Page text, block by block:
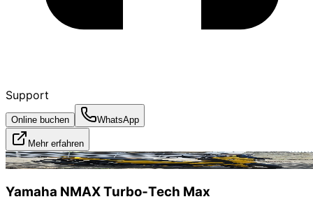
Support
Online buchen WhatsApp
Mehr erfahren
Vermietet
Yamaha NMAX Turbo‑Tech Max